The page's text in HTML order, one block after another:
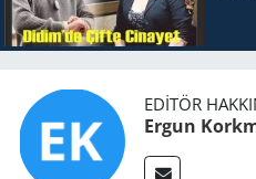
EDITÖR
Ergun